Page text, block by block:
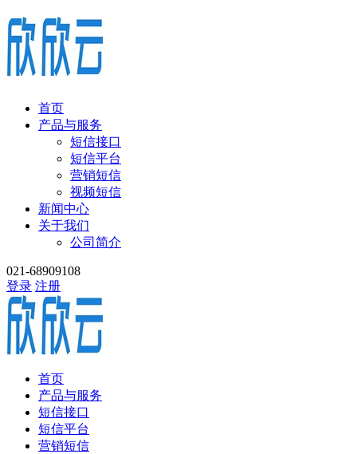
首页
产品与服务
短信接口
短信平台
营销短信
视频短信
新闻中心
关于我们
公司简介
021-68909108
登录 注册
首页
产品与服务
短信接口
短信平台
营销短信